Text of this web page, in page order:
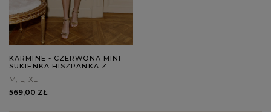
KARMINE - CZERWONA MINI
SUKIENKA HISZPANKA Z
CARMEN
M L XL
569,00 ZŁ